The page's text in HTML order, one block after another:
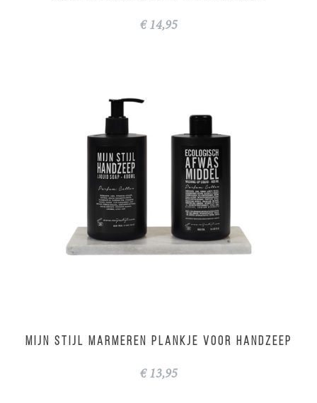
€ 14,95
MIJN STIJL Marmeren plankje voor handzeep
€ 13,95